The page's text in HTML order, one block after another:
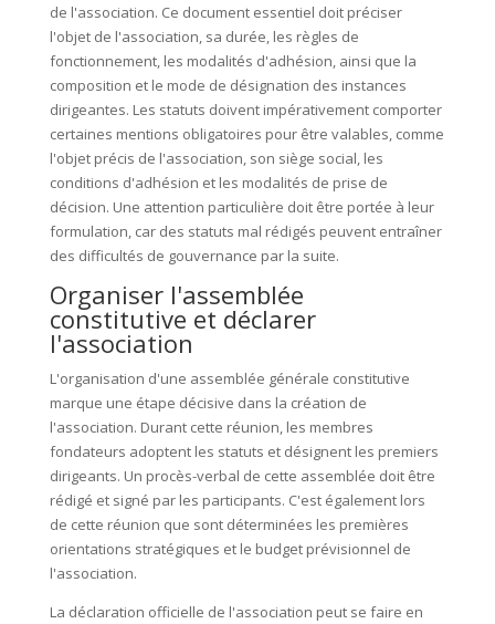
de l'association. Ce document essentiel doit préciser
l'objet de l'association, sa durée, les règles de
fonctionnement, les modalités d'adhésion, ainsi que la
composition et le mode de désignation des instances
dirigeantes. Les statuts doivent impérativement comporter
certaines mentions obligatoires pour être valables, comme
l'objet précis de l'association, son siège social, les
conditions d'adhésion et les modalités de prise de
décision. Une attention particulière doit être portée à leur
formulation, car des statuts mal rédigés peuvent entraîner
des difficultés de gouvernance par la suite.
Organiser l'assemblée
constitutive et déclarer
l'association
L'organisation d'une assemblée générale constitutive
marque une étape décisive dans la création de
l'association. Durant cette réunion, les membres
fondateurs adoptent les statuts et désignent les premiers
dirigeants. Un procès-verbal de cette assemblée doit être
rédigé et signé par les participants. C'est également lors
de cette réunion que sont déterminées les premières
orientations stratégiques et le budget prévisionnel de
l'association.
La déclaration officielle de l'association peut se faire en